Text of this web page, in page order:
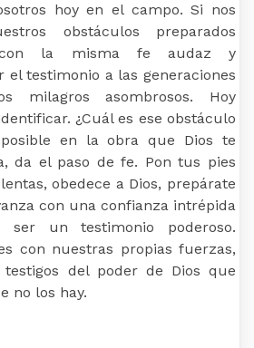
hoy en el campo. Si nos
obstáculos preparados
con la misma fe audaz y
el testimonio a las generaciones
milagros asombrosos. Hoy
¿Cuál es ese obstáculo
en la obra que Dios te
da el paso de fe. Pon tus pies
obedece a Dios, prepárate
con una confianza intrépida
ser un testimonio poderoso.
con nuestras propias fuerzas,
del poder de Dios que
no los hay.